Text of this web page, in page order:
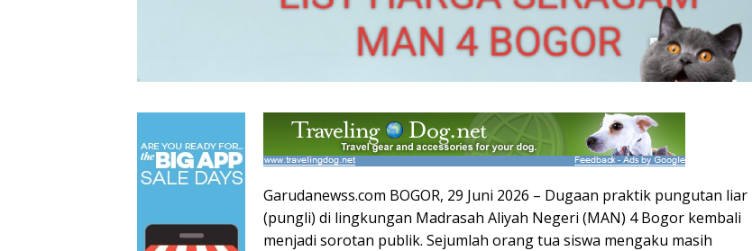
Garudanewss.com BOGOR, 29 Juni 2026 – Dugaan praktik pungutan liar
(pungli) di lingkungan Madrasah Aliyah Negeri (MAN) 4 Bogor kembali
menjadi sorotan publik. Sejumlah orang tua siswa mengaku masih